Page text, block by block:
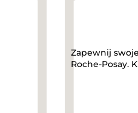
Zapewnij
Roche-Posay.